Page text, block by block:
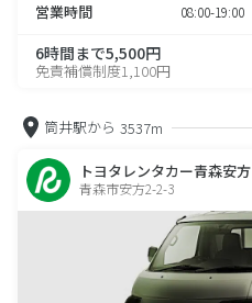
営業時間 08:00-19:00
6時間まで5,500円
免責補償制度1,100円
筒井駅から 3537m
トヨタレンタカー青森安方
青森市安方2-2-3